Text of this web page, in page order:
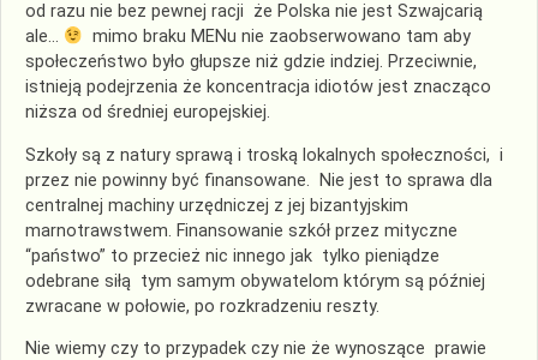
od razu nie bez pewnej racji że Polska nie jest Szwajcarią
ale…
mimo braku MENu nie zaobserwowano tam aby
społeczeństwo było głupsze niż gdzie indziej. Przeciwnie,
istnieją podejrzenia że koncentracja idiotów jest znacząco
niższa od średniej europejskiej.
Szkoły są z natury sprawą i troską lokalnych społeczności, i
przez nie powinny być finansowane. Nie jest to sprawa dla
centralnej machiny urzędniczej z jej bizantyjskim
marnotrawstwem. Finansowanie szkół przez mityczne
“państwo” to przecież nic innego jak tylko pieniądze
odebrane siłą tym samym obywatelom którym są później
zwracane w połowie, po rozkradzeniu reszty.
Nie wiemy czy to przypadek czy nie że wynoszące prawie